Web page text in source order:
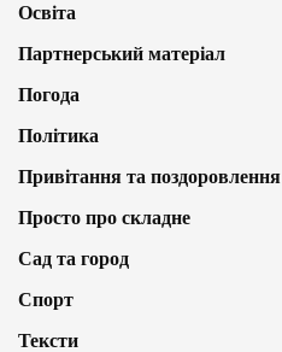
Освіта
Партнерський матеріал
Погода
Політика
Привітання та поздоровлення
Просто про складне
Сад та город
Спорт
Тексти